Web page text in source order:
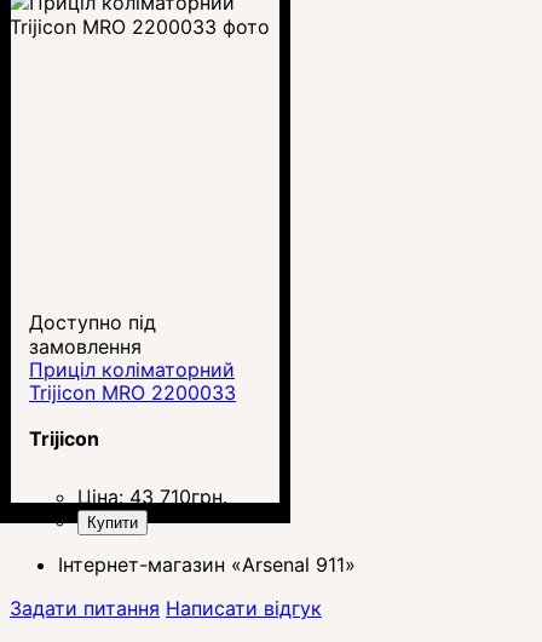
Доступно під
замовлення
Приціл коліматорний
Trijicon MRO 2200033
Trijicon
Ціна: 43 710грн.
Купити
Інтернет-магазин «Arsenal 911»
Задати питання Написати відгук